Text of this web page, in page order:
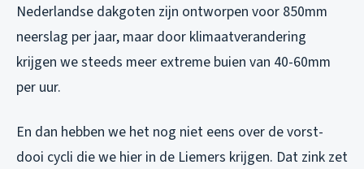
Nederlandse dakgoten zijn ontworpen voor 850mm
neerslag per jaar, maar door klimaatverandering
krijgen we steeds meer extreme buien van 40-60mm
per uur.
En dan hebben we het nog niet eens over de vorst-
dooi cycli die we hier in de Liemers krijgen. Dat zink zet